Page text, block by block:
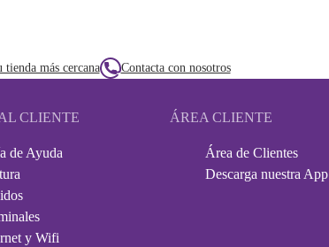
más cercana Contacta con nosotros
CLIENTE
de Ayuda
y Wifi
ÁREA CLIENTE
Área de Clientes
Descarga nuestra App